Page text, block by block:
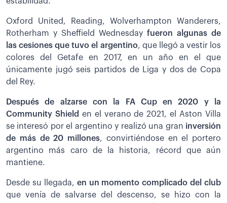
Oxford United, Reading, Wolverhampton Wanderers,
Rotherham y Sheffield Wednesday fueron algunas de
las cesiones que tuvo el argentino, que llegó a vestir los
colores del Getafe en 2017, en un año en el que
únicamente jugó seis partidos de Liga y dos de Copa
del Rey.
Después de alzarse con la FA Cup en 2020 y la
Community Shield en el verano de 2021, el Aston Villa
se interesó por el argentino y realizó una gran inversión
de más de 20 millones, convirtiéndose en el portero
argentino más caro de la historia, récord que aún
mantiene.
Desde su llegada, en un momento complicado del club
que venía de salvarse del descenso, se hizo con la